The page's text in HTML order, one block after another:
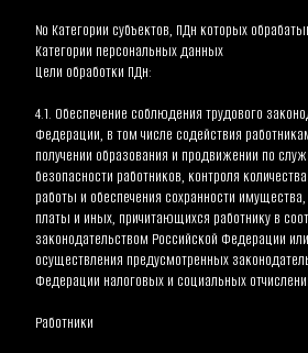
№ Категории субъектов, ПДн которых
Категории персональных данных
Цели обработки ПДн:
4.1. Обеспечение соблюдения трудового
Федерации, в том числе содействия
получении образования и продвижении по
безопасности работников, контроля
работы и обеспечения сохранности
платы и иных, причитающихся работнику в
законодательством Российской Федерации
осуществления предусмотренных
Федерации налоговых и социальных
Работники